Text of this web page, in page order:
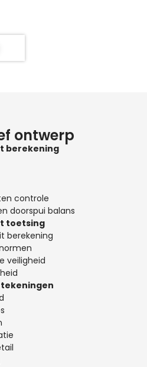
ontwerp
berekening
controle
doorspui balans
toetsing
berekening
veiligheid